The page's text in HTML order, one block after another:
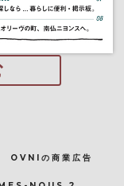
OVNIの商業広告